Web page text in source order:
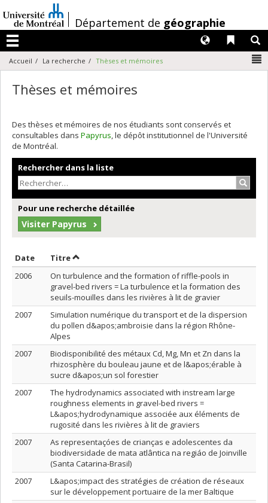
au
contenu
/Département de géographie
Menu
Liens
Langues
Accueil La recherche Thèses et mémoires
Thèses et mémoires
Des thèses et mémoires de nos étudiants sont conservés et
consultables dans Papyrus, le dépôt institutionnel de l'Université
de Montréal.
Rechercher dans la liste
Pour une recherche détaillée
Visiter Papyrus
Date Trier par date en ordre décroissant
TitreTrier par titre en ordre décroissant
2006
On turbulence and the formation of riffle-pools in
gravel-bed rivers = La turbulence et la formation des
seuils-mouilles dans les rivières à lit de gravier
2007
Simulation numérique du transport et de la dispersion
du pollen d&apos;ambroisie dans la région Rhône-
Alpes
2007
Biodisponibilité des métaux Cd, Mg, Mn et Zn dans la
rhizosphère du bouleau jaune et de l&apos;érable à
sucre d&apos;un sol forestier
2007
The hydrodynamics associated with instream large
roughness elements in gravel-bed rivers =
L&apos;hydrodynamique associée aux éléments de
rugosité dans les rivières à lit de graviers
2007
As representaçóes de crianças e adolescentes da
biodiversidade de mata atlântica na regiáo de Joinville
(Santa Catarina-Brasil)
2007
L&apos;impact des stratégies de création de réseaux
sur le développement portuaire de la mer Baltique